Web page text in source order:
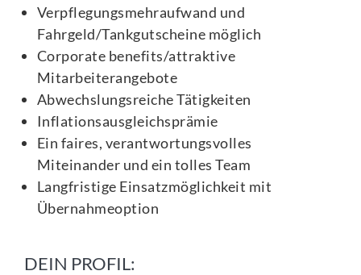
Verpflegungsmehraufwand und
Fahrgeld/Tankgutscheine möglich
Corporate benefits/attraktive
Mitarbeiterangebote
Abwechslungsreiche Tätigkeiten
Inflationsausgleichsprämie
Ein faires, verantwortungsvolles
Miteinander und ein tolles Team
Langfristige Einsatzmöglichkeit mit
Übernahmeoption
DEIN PROFIL: